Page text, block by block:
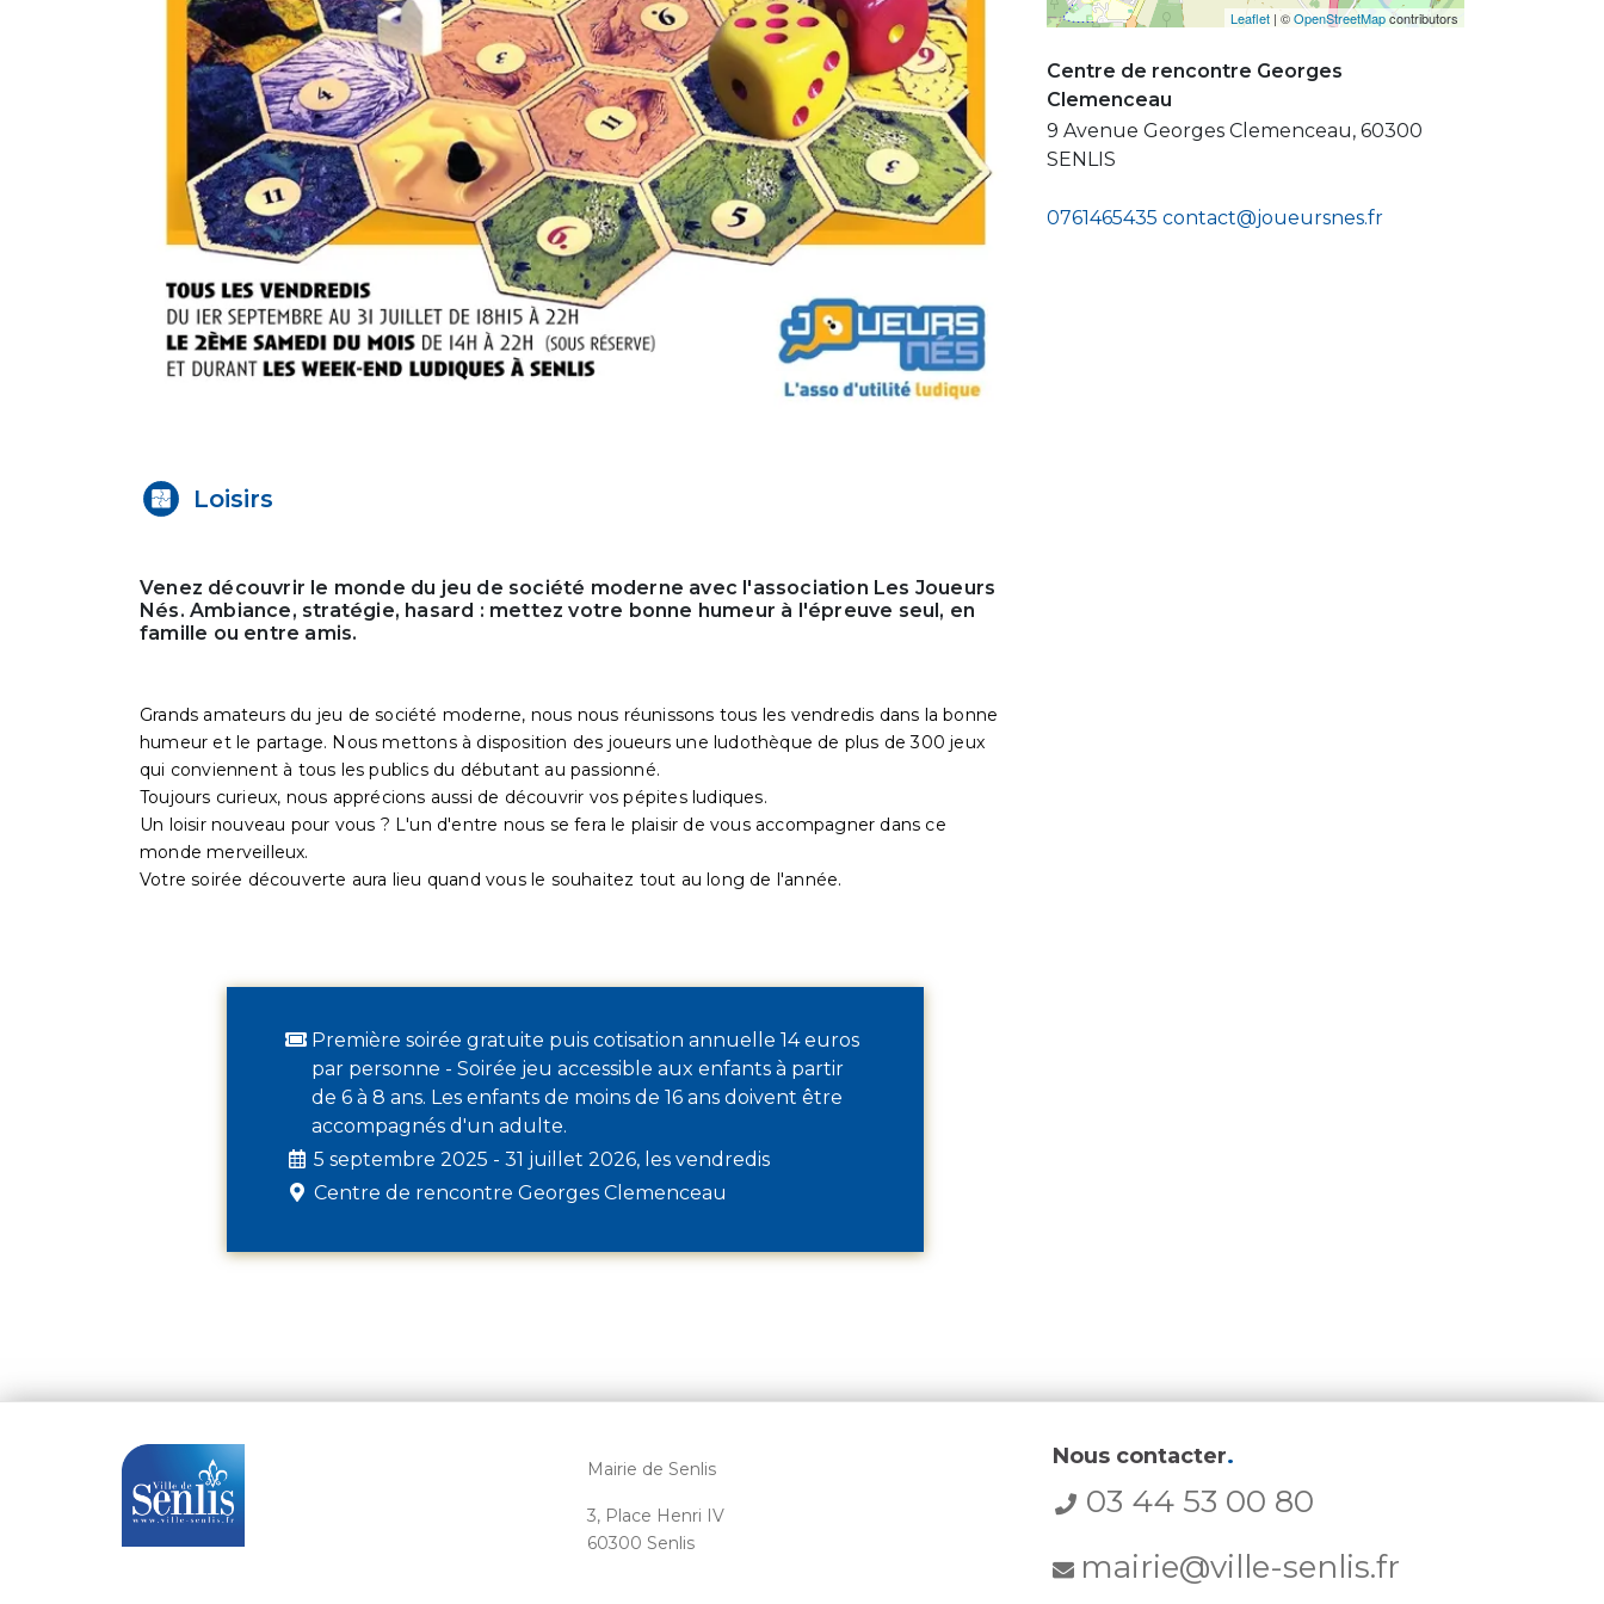
Leaflet | ©OpenStreetMapcontributors
Centre de rencontre Georges
Clemenceau
9 Avenue Georges Clemenceau, 60300
SENLIS
0761465435 contact@joueursnes.fr
Loisirs
Venez découvrir le monde du jeu de société moderne avec l'association Les Joueurs
Nés. Ambiance, stratégie, hasard : mettez votre bonne humeur à l'épreuve seul, en
famille ou entre amis.
Grands amateurs du jeu de société moderne, nous nous réunissons tous les vendredis dans la bonne
humeur et le partage. Nous mettons à disposition des joueurs une ludothèque de plus de 300 jeux
qui conviennent à tous les publics du débutant au passionné.
Toujours curieux, nous apprécions aussi de découvrir vos pépites ludiques.
Un loisir nouveau pour vous ? L'un d'entre nous se fera le plaisir de vous accompagner dans ce
monde merveilleux.
Votre soirée découverte aura lieu quand vous le souhaitez tout au long de l'année.
Première soirée gratuite puis cotisation annuelle 14 euros
par personne - Soirée jeu accessible aux enfants à partir
de 6 à 8 ans. Les enfants de moins de 16 ans doivent être
accompagnés d'un adulte.
5 septembre 2025 - 31 juillet 2026, les vendredis
Centre de rencontre Georges Clemenceau
Mairie de Senlis
3, Place Henri IV
60300 Senlis
Nous contacter.
03 44 53 00 80
mairie@ville-senlis.fr